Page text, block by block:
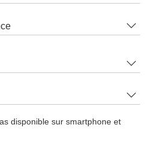
disponible sur smartphone et